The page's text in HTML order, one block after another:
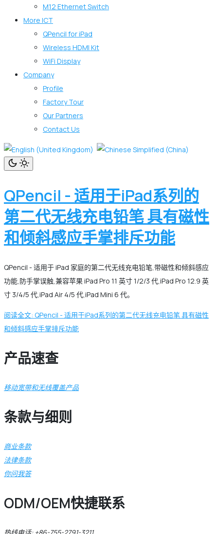
M12 Ethernet Switch
More ICT
QPencil for iPad
Wireless HDMI Kit
WiFi Display
Company
Profile
Factory Tour
Our Partners
Contact Us
QPencil - 适用于iPad系列的
第二代无线充电铅笔 具有磁性
和倾斜感应手掌排斥功能
QPencil - 适用于 iPad 家庭的第二代无线充电铅笔,带磁性和倾斜感应
功能,防手掌误触,兼容苹果 iPad Pro 11 英寸 1/2/3 代,iPad Pro 12.9 英
寸 3/4/5 代,iPad Air 4/5 代,iPad Mini 6 代。
阅读全文: QPencil - 适用于iPad系列的第二代无线充电铅笔 具有磁性
和倾斜感应手掌排斥功能
产品速查
移动宽带和无线覆盖产品
条款与细则
商业条款
法律条款
你问我答
ODM/OEM快捷联系